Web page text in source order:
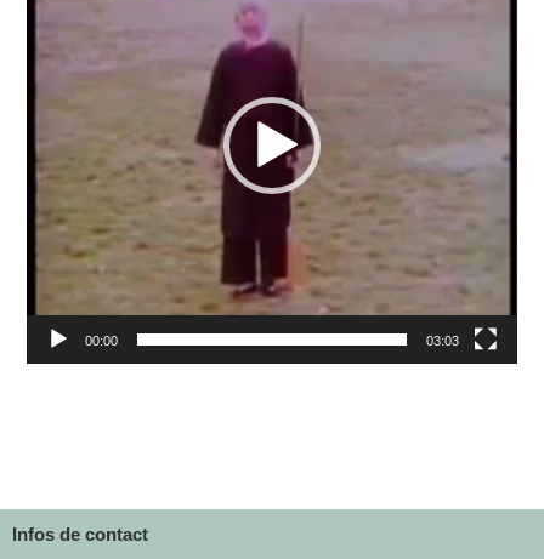
00:00 03:03
Infos de contact